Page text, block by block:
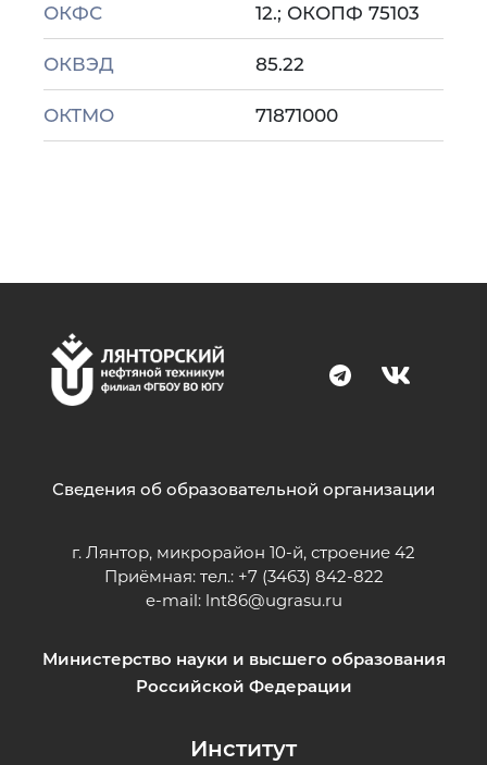
ОКФС 12.; ОКОПФ 75103
ОКВЭД 85.22
ОКТМО 71871000
Сведения об образовательной организации
г. Лянтор, микрорайон 10-й, строение 42
Приёмная: тел.: +7 (3463) 842-822
e-mail: lnt86@ugrasu.ru
Министерство науки и высшего образования
Российской Федерации
Институт